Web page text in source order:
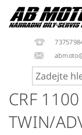
CRF
TWIN/